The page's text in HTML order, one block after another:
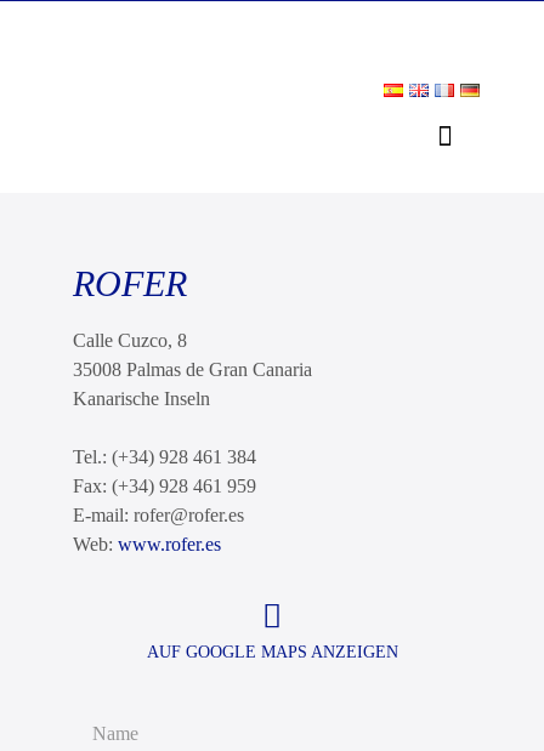
ROFER
Calle Cuzco, 8
35008 Palmas de Gran Canaria
Kanarische Inseln
Tel.: (+34) 928 461 384
Fax: (+34) 928 461 959
E-mail: rofer@rofer.es
Web: www.rofer.es
AUF GOOGLE MAPS ANZEIGEN